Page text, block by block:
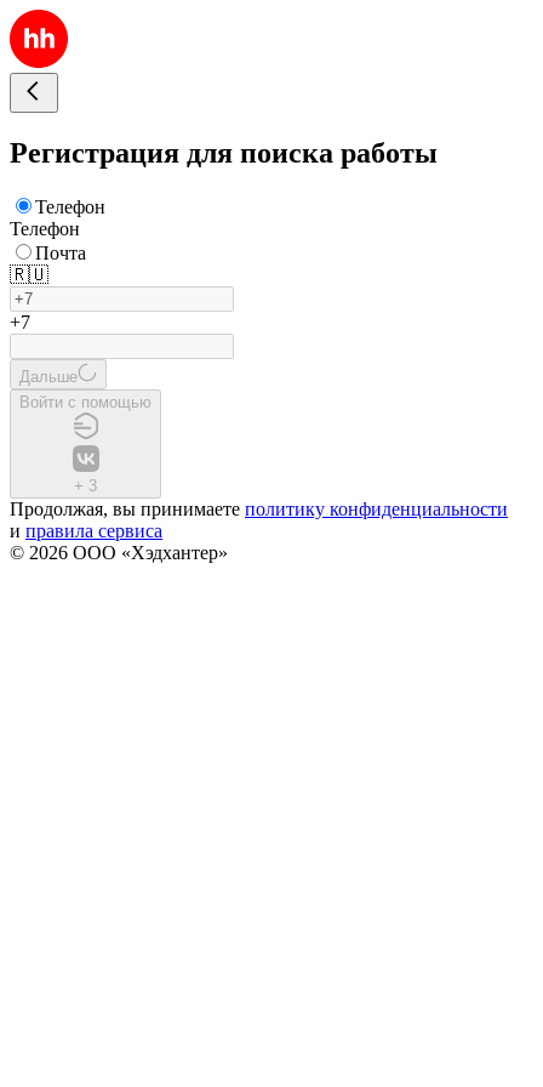
Регистрация для поиска работы
Телефон
Телефон
Почта
🇷🇺
+7
Дальше
Войти с помощью
+ 3
Продолжая, вы принимаете политику конфиденциальности
и правила сервиса
© 2026 ООО «Хэдхантер»